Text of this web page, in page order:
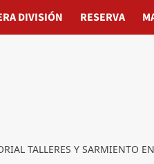
RESERVA
DIVISIÓN RESERVA
TALLERES Y SARMIENTO